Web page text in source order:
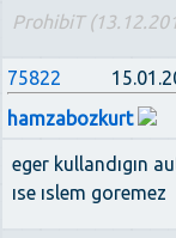
ProhibiT
75822
hamzabozkurt
eger kullandıgın
ıse ıslem goremez